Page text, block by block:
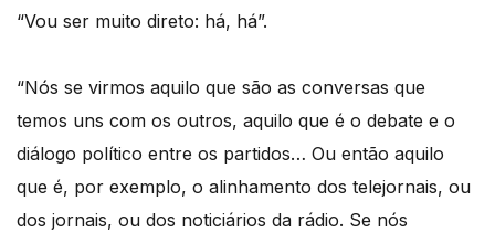
“Vou ser muito direto: há, há”.
“Nós se virmos aquilo que são as conversas que
temos uns com os outros, aquilo que é o debate e o
diálogo político entre os partidos… Ou então aquilo
que é, por exemplo, o alinhamento dos telejornais, ou
dos jornais, ou dos noticiários da rádio. Se nós